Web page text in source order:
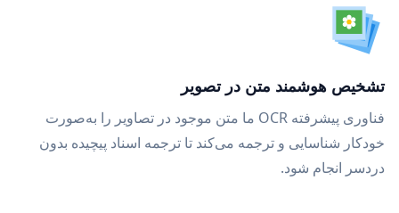
تشخیص هوشمند متن در تصویر
فناوری پیشرفته OCR ما متن موجود در تصاویر را به‌صورت
خودکار شناسایی و ترجمه می‌کند تا ترجمه اسناد پیچیده بدون
دردسر انجام شود.